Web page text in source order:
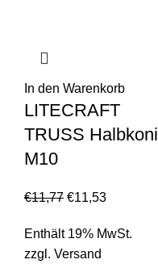
In den Warenkorb
LITECRAFT
TRUSS Halbkoni
M10
€11,77 €11,53
Enthält 19% MwSt.
zzgl. Versand